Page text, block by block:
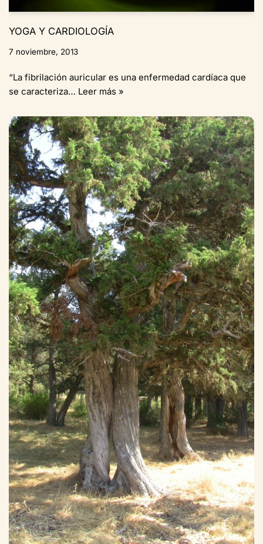
YOGA Y CARDIOLOGÍA
7 noviembre, 2013
“La fibrilación auricular es una enfermedad cardíaca que
se caracteriza… Leer más »